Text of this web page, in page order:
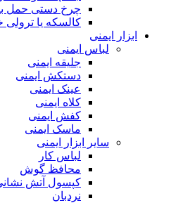
چرخ دستی حمل
کالسکه یا
ابزار ایمنی
لباس ایمنی
جلیقه ایمنی
دستکش ایمنی
عینک ایمنی
کلاه ایمنی
کفش ایمنی
ماسک ایمنی
سایر ابزار ایمنی
لباس کار
محافظ گوش
کپسول آتش
نردبان